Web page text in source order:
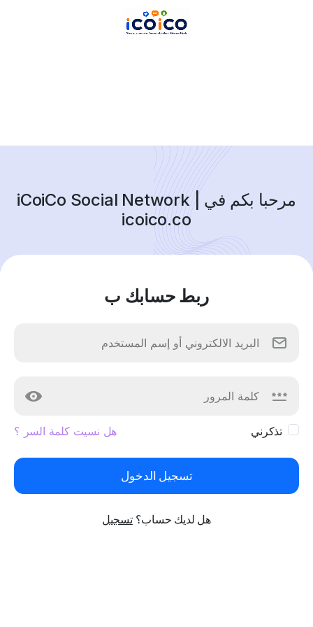
مرحبا بكم في iCoiCo Social Network |
icoico.co
ربط حسابك ب
تذكرني هل نسيت كلمة السر ؟
تسجيل الدخول
هل لديك حساب؟تسجيل